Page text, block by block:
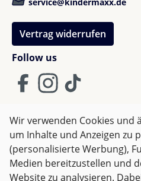
Follow us
Vertrag widerrufen
AGB Impressum
Wir verwenden Cookies und
um Inhalte und Anzeigen zu
(personalisierte Werbung),
Medien bereitzustellen und
Website zu analysieren.